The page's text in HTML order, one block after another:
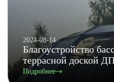
2024-08-14
Благоустройство
террасной доской
Подробнее